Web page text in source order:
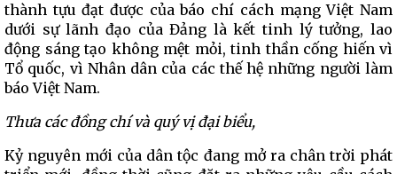
thành tựu đạt được của báo chí cách mạng Việt Nam
dưới sự lãnh đạo của Đảng là kết tinh lý tưởng, lao
động sáng tạo không mệt mỏi, tinh thần cống hiến vì
Tổ quốc, vì Nhân dân của các thế hệ những người làm
báo Việt Nam.
Thưa các đồng chívà quý vị đại biểu,
Kỷ nguyên mới của dân tộc đang mở ra chân trời phát